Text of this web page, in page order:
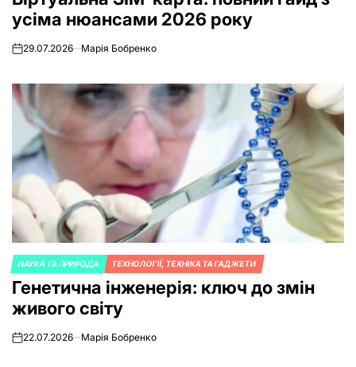
усіма нюансами 2026 року
on29.07.2026 Марія Бобренко
POSTED
IN
НАУКА ТА ПРИРОДА ТЕХНОЛОГІЇ, ТЕХНІКА ТА ГАДЖЕТИ
Генетична інженерія: ключ до змін
живого світу
on22.07.2026 Марія Бобренко